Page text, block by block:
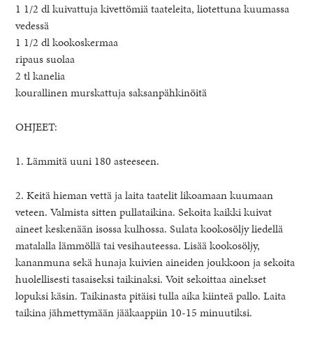
1 1/2 dl kuivattuja kivettömiä taateleita, liotettuna kuumassa
vedessä
1 1/2 dl kookoskermaa
ripaus suolaa
2 tl kanelia
kourallinen murskattuja saksanpähkinöitä
OHJEET:
1. Lämmitä uuni 180 asteeseen.
2. Keitä hieman vettä ja laita taatelit likoamaan kuumaan
veteen. Valmista sitten pullataikina. Sekoita kaikki kuivat
aineet keskenään isossa kulhossa. Sulata kookosöljy liedellä
matalalla lämmöllä tai vesihauteessa. Lisää kookosöljy,
kananmuna sekä hunaja kuivien aineiden joukkoon ja sekoita
huolellisesti tasaiseksi taikinaksi. Voit sekoittaa ainekset
lopuksi käsin. Taikinasta pitäisi tulla aika kiinteä pallo. Laita
taikina jähmettymään jääkaappiin 10-15 minuutiksi.